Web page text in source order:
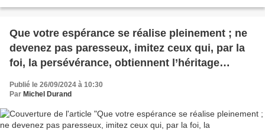
Que votre espérance se réalise pleinement ; ne
devenez pas paresseux, imitez ceux qui, par la
foi, la persévérance, obtiennent l’héritage
Publié le 26/09/2024 à 10:30
Par Michel Durand